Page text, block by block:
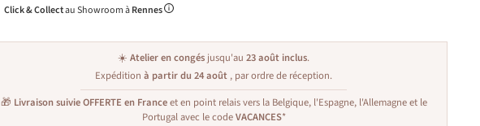
Click & Collectau Showroom àRennes
☀️ Atelier en congés jusqu'au 23 août inclus.
Expédition à partir du 24 août , par ordre de réception.
🎁 Livraison suivie OFFERTE en Franceet en point relais vers la Belgique, l'Espagne, l'Allemagne et le
Portugal avec le codeVACANCES*